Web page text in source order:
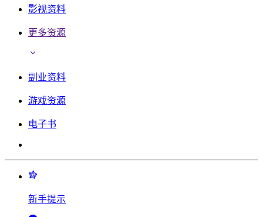
影视资料
更多资源
副业资料
游戏资源
电子书
新手提示